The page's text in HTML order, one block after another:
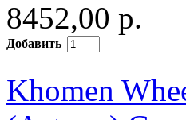
8452,00 р.
Добавить
Khomen